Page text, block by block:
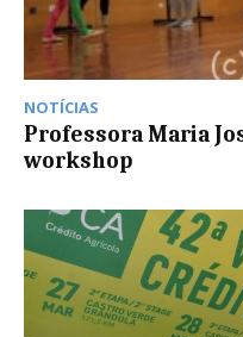
NOTÍCIAS
Professora Maria
workshop